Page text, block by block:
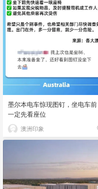
墨尔本电车惊现图钉，坐电车前
一定先看座位
澳洲印象